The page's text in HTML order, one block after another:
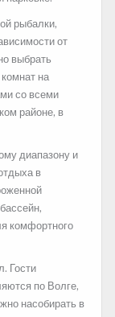
рыбалки,
от
выбрать
на
со всеми
районе, в
диапазону и
в
комфортного
Гости
по Волге,
насобирать в